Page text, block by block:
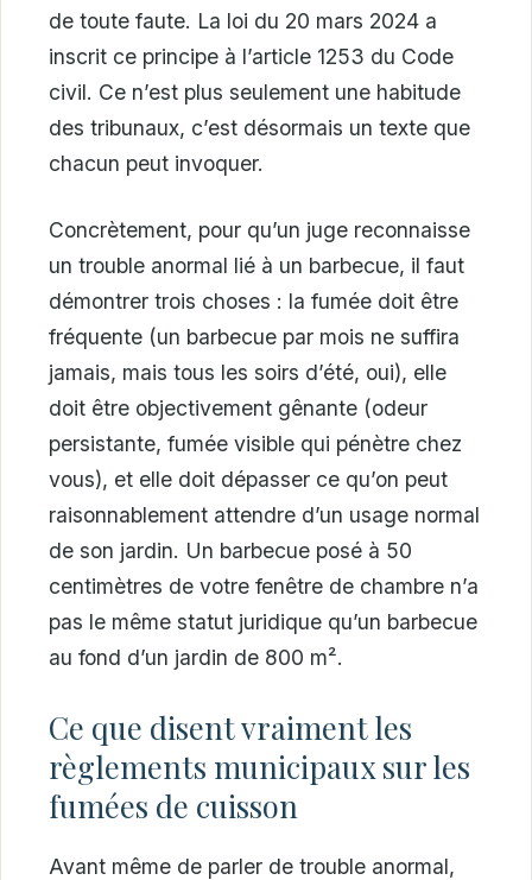
de toute faute. La loi du 20 mars 2024 a
inscrit ce principe à l’article 1253 du Code
civil. Ce n’est plus seulement une habitude
des tribunaux, c’est désormais un texte que
chacun peut invoquer.
Concrètement, pour qu’un juge reconnaisse
un trouble anormal lié à un barbecue, il faut
démontrer trois choses : la fumée doit être
fréquente (un barbecue par mois ne suffira
jamais, mais tous les soirs d’été, oui), elle
doit être objectivement gênante (odeur
persistante, fumée visible qui pénètre chez
vous), et elle doit dépasser ce qu’on peut
raisonnablement attendre d’un usage normal
de son jardin. Un barbecue posé à 50
centimètres de votre fenêtre de chambre n’a
pas le même statut juridique qu’un barbecue
au fond d’un jardin de 800 m².
Ce que disent vraiment les
règlements municipaux sur les
fumées de cuisson
Avant même de parler de trouble anormal,